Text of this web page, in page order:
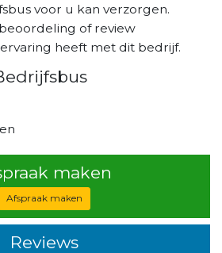
voor u kan verzorgen.
of review
heeft met dit bedrijf.
maken
Afspraak maken
Reviews